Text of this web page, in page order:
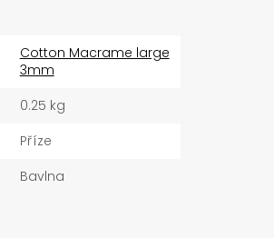
Cotton Macrame large
3mm
0.25 kg
Příze
Bavlna